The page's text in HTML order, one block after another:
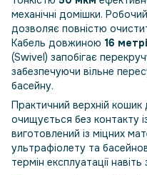
механічні домішки.
дозволяє повністю
Кабель довжиною 16
(Swivel) запобігає
забезпечуючи вільне
басейну.
Практичний верхній кошик
очищується без контакту
виготовлений із міцних
ультрафіолету та
термін експлуатації